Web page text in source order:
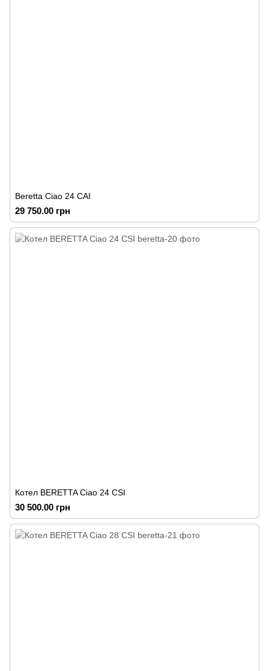
Beretta Ciao 24 CAI
29 750.00 грн
Котел BERETTA Ciao 24 CSI
30 500.00 грн